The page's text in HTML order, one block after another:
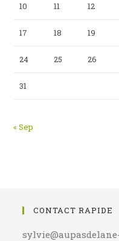
10 11 12
17 18 19
24 25 26
31
« Sep
CONTACT RAPIDE